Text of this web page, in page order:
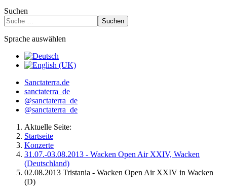
Suchen
Suchen
Sprache auswählen
Sanctaterra.de
sanctaterra_de
@sanctaterra_de
@sanctaterra_de
Aktuelle Seite:
Startseite
Konzerte
31.07.-03.08.2013 - Wacken Open Air XXIV, Wacken
(Deutschland)
02.08.2013 Tristania - Wacken Open Air XXIV in Wacken
(D)